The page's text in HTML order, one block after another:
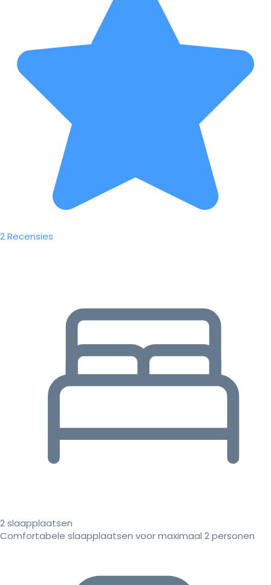
2 Recensies
2 slaapplaatsen
Comfortabele slaapplaatsen voor maximaal 2 personen